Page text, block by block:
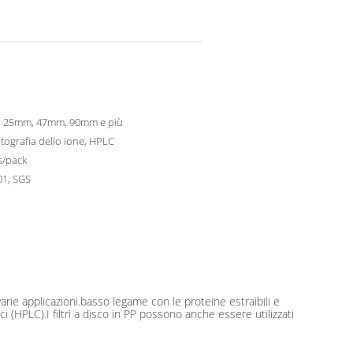
25mm, 47mm, 90mm e più
dello ione, HPLC
pack
SGS
applicazioni.basso legame con le proteine estraibili e
filtri a disco in PP possono anche essere utilizzati